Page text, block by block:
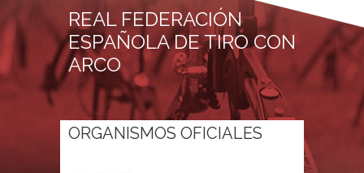
REAL FEDERACIÓN
ESPAÑOLA DE TIRO CON
ARCO
ORGANISMOS OFICIALES